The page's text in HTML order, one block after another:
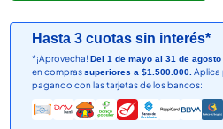
Hasta 3 cuotas sin interés*
*¡Aprovecha!Del 1 de mayo al 31 de
en comprassuperiores a $1.500.000. Aplica
pagando con las tarjetas de los bancos: